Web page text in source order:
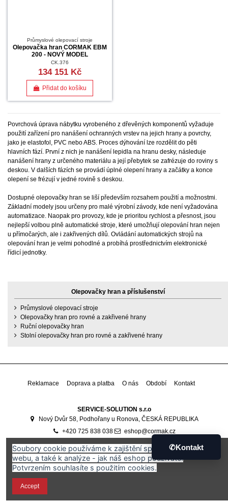
Průmyslové olepovací stroje
Olepovačka hran CORMAK EBM
200 - NOVÝ MODEL
CK.376
134 151 Kč
Přidat do košíku
Povrchová úprava nábytku vyrobeného z dřevěných komponentů vyžaduje
použití zařízení pro nanášení ochranných vrstev na jejich hrany a povrchy,
jako je elastofol, PVC nebo ABS. Proces dýhování lze rozdělit do pěti
hlavních fází. První z nich je nanášení lepidla na hranu desky, následuje
nanášení hrany z určeného materiálu a její přebytek se zafrézuje do roviny s
deskou. V dalších fázích se provádí úplné olepení hrany a začátky a konce
olepení se frézují v jedné rovině s deskou.
Dostupné olepovačky hran se liší především rozsahem použití a možnostmi.
Základní modely jsou určeny pro malé výrobní závody, kde není vyžadována
automatizace. Naopak pro provozy, kde je prioritou rychlost a přesnost, jsou
nejlepší volbou plně automatické stroje, které umožňují olepování hran nejen
u přímočarých, ale i zakřivených dílů. Ovládání automatických strojů na
olepování hran je velmi pohodlné a probíhá prostřednictvím elektronické
řídicí jednotky.
Olepovačky hran a příslušenství
Průmyslové olepovací stroje
Olepovačky hran pro rovné a zakřivené hrany
Ruční olepovačky hran
Stolní olepovačky hran pro rovné a zakřivené hrany
Reklamace Doprava a platba O nás Období Kontakt
SERVICE-SOLUTION s.r.o
Nový Dvůr 58, Podhořany u Ronova, ČESKÁ REPUBLIKA
+420 725 838 038
eshop@cormak.cz
Developed byAli Software Development 🇷🇴
Soubory cookie používáme k zajištění správného fungování
webu, a také k analýze - jak náš eshop používáte.
Potvrzením souhlasíte s použitím cookies.
Accept
✆Kontakt